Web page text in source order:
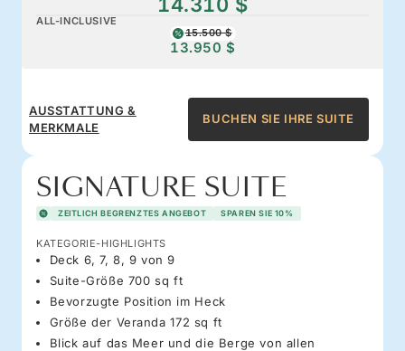
ALL-INCLUSIVE
15.500 $
13.950 $
AUSSTATTUNG &
MERKMALE
BUCHEN SIE IHRE SUITE
SIGNATURE SUITE
ZEITLICH BEGRENZTES ANGEBOT SPAREN SIE 10%
KATEGORIE-HIGHLIGHTS
Deck 6, 7, 8, 9 von 9
Suite-Größe 700 sq ft
Bevorzugte Position im Heck
Größe der Veranda 172 sq ft
Blick auf das Meer und die Berge von allen